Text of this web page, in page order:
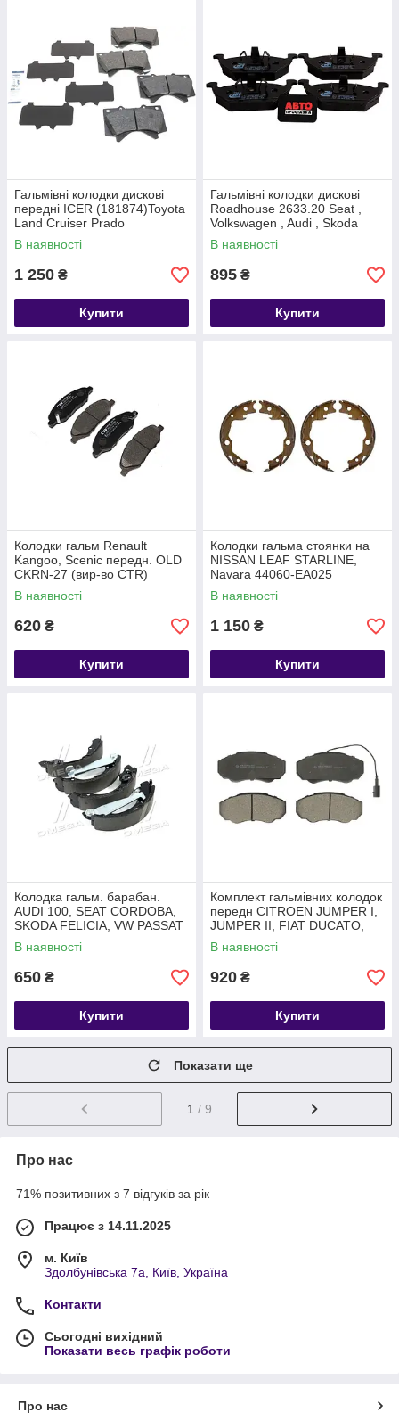
Гальмівні колодки дискові
передні ICER (181874)Toyota
Land Cruiser Prado
В наявності
1 250 ₴
Купити
Гальмівні колодки дискові
Roadhouse 2633.20 Seat ,
Volkswagen , Audi , Skoda
В наявності
895 ₴
Купити
Колодки гальм Renault
Kangoo, Scenic передн. OLD
CKRN-27 (вир-во CTR)
Nissan Tiida 05- передн
В наявності
620 ₴
Купити
Колодки гальма стоянки на
NISSAN LEAF STARLINE,
Navara 44060-EA025
В наявності
1 150 ₴
Купити
Колодка гальм. барабан.
AUDI 100, SEAT CORDOBA,
SKODA FELICIA, VW PASSAT
задн. (вир-во Bosch)
В наявності
650 ₴
Купити
Комплект гальмівних колодок
передн CITROEN JUMPER I,
JUMPER II; FIAT DUCATO;
PEUGEOT LPR05P966
В наявності
920 ₴
Купити
Показати ще
1 / 9
Про нас
71% позитивних з 7 відгуків за рік
Працює з 14.11.2025
м. Київ
Здолбунівська 7а, Київ, Україна
Контакти
Сьогодні вихідний
Показати весь графік роботи
Про нас